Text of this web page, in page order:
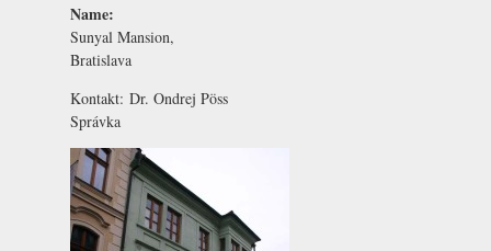
Name:
Sunyal Mansion,
Bratislava
Kontakt: Dr. Ondrej Pöss
Správka